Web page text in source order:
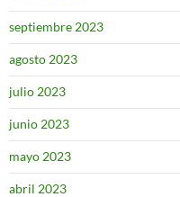
septiembre 2023
agosto 2023
julio 2023
junio 2023
mayo 2023
abril 2023